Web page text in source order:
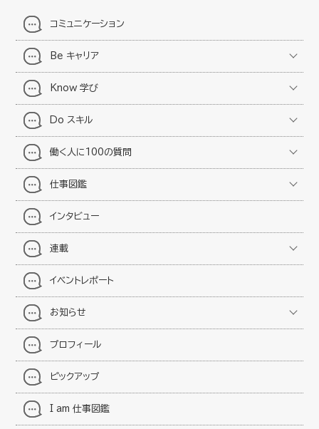
コミュニケーション
Be キャリア
Know 学び
Do スキル
働く人に100の質問
仕事図鑑
インタビュー
連載
イベントレポート
お知らせ
プロフィール
ピックアップ
I am 仕事図鑑